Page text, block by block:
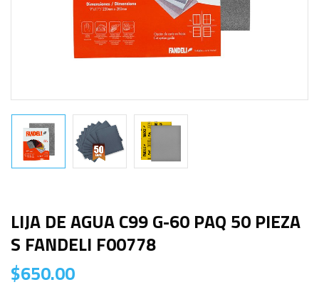
LIJA DE AGUA C99 G-60 PAQ 50 PIEZA
S FANDELI F00778
$650.00